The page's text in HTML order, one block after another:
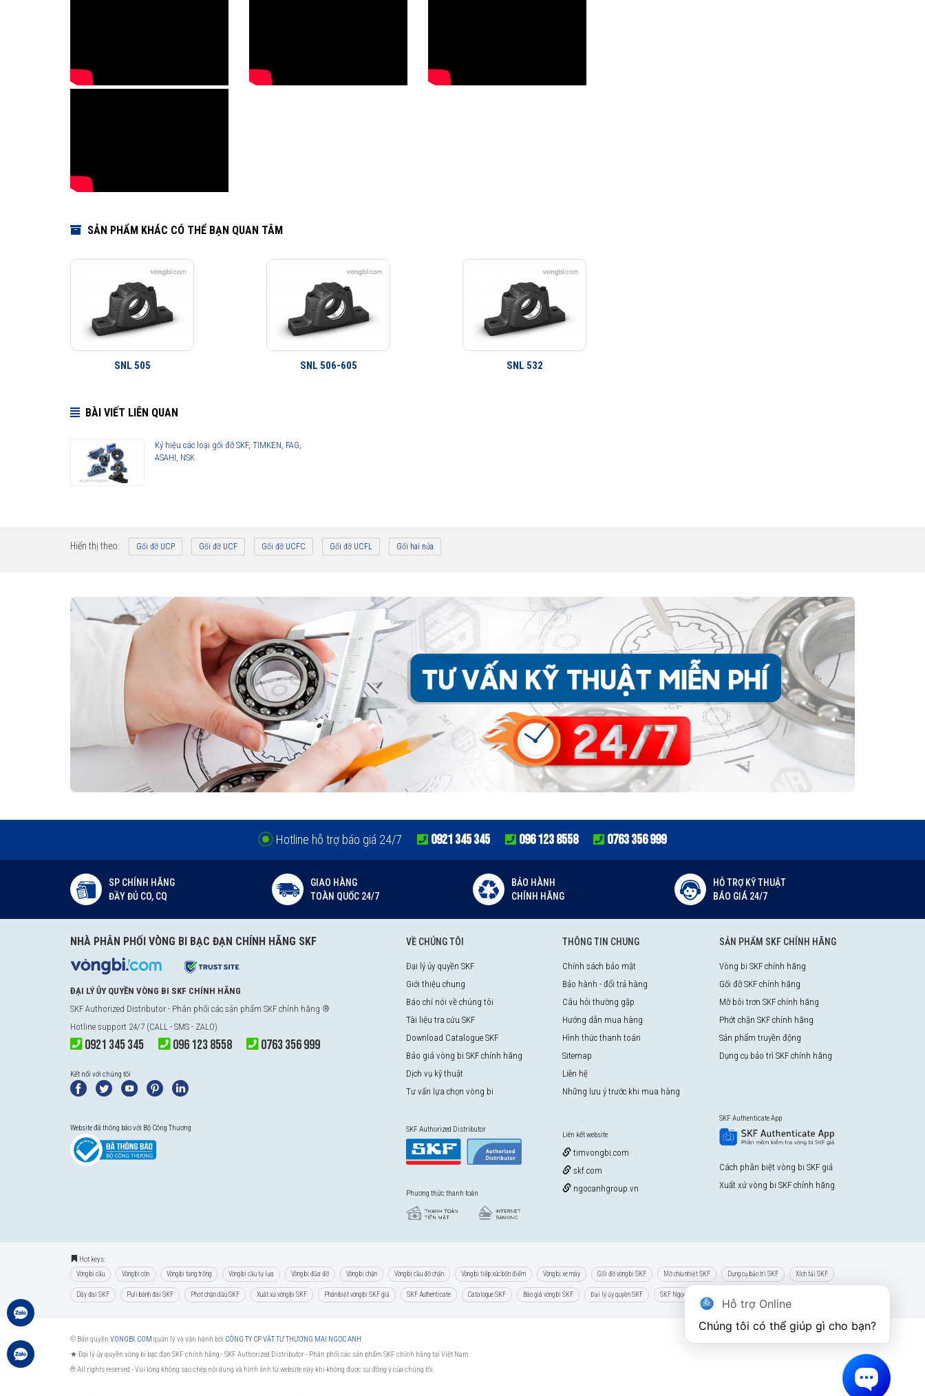
SẢN PHẨM KHÁC CÓ THỂ BẠN QUAN TÂM
SNL 505 SNL 506-605 SNL 532
BÀI VIẾT LIÊN QUAN
Ký hiệu các loại gối đỡ SKF, TIMKEN, FAG,
ASAHI, NSK
Hiển thị theo: Gối đỡ UCP Gối đỡ UCF Gối đỡ UCFC Gối đỡ UCFL Gối hai nửa
Hotline hỗ trợ báo giá 24/7 0921 345 345 096 123 8558 0763 356 999
SP CHÍNH HÃNG
ĐẦY ĐỦ CO, CQ
GIAO HÀNG
TOÀN QUỐC 24/7
BẢO HÀNH
CHÍNH HÃNG
HỖ TRỢ KỸ THUẬT
BÁO GIÁ 24/7
NHÀ PHÂN PHỐI VÒNG BI BẠC ĐẠN CHÍNH HÃNG SKF
ĐẠI LÝ ỦY QUYỀN VÒNG BI SKF CHÍNH HÃNG
SKF Authorized Distributor - Phân phối các sản phẩm SKF chính hãng ®
Hotline support 24/7 (CALL - SMS - ZALO)
0921 345 345 096 123 8558 0763 356 999
Kết nối với chúng tôi
Website đã thông báo với Bộ Công Thương
VỀ CHÚNG TÔI
Đại lý ủy quyền SKF
Giới thiệu chung
Báo chí nói về chúng tôi
Tài liệu tra cứu SKF
Download Catalogue SKF
Báo giá vòng bi SKF chính hãng
Dịch vụ kỹ thuật
Tư vấn lựa chọn vòng bi
SKF Authorized Distributor
Phương thức thanh toán
THÔNG TIN CHUNG
Chính sách bảo mật
Bảo hành - đổi trả hàng
Câu hỏi thường gặp
Hướng dẫn mua hàng
Hình thức thanh toán
Sitemap
Liên hệ
Những lưu ý trước khi mua hàng
Liên kết website
timvongbi.com
skf.com
ngocanhgroup.vn
SẢN PHẨM SKF CHÍNH HÃNG
Vòng bi SKF chính hãng
Gối đỡ SKF chính hãng
Mỡ bôi trơn SKF chính hãng
Phớt chặn SKF chính hãng
Sản phẩm truyền động
Dụng cụ bảo trì SKF chính hãng
SKF Authenticate App
Cách phân biệt vòng bi SKF giả
Xuất xứ vòng bi SKF chính hãng
Hot keys:
Vòng bi cầu Vòng bi côn Vòng bi tang trống Vòng bi cầu tự lựa Vòng bi đũa đỡ Vòng bi chặn Vòng bi cầu đỡ chặn Vòng bi tiếp xúc bốn điểm Vòng bi xe máy Gối đỡ vòng bi SKF Mỡ chịu nhiệt SKF Dụng cụ bảo trì SKF Xích tải SKF
Dây đai SKF Puli bánh đai SKF Phớt chặn dầu SKF Xuất xứ vòng bi SKF Phân biệt vòng bi SKF giả SKF Authenticate Catalogue SKF Báo giá vòng bi SKF Đại lý ủy quyền SKF SKF Ngọc Anh
© Bản quyền VONGBI.COM quản lý và vận hành bởi CÔNG TY CP VẬT TƯ THƯƠNG MẠI NGỌC ANH
★ Đại lý ủy quyền vòng bi bạc đạn SKF chính hãng -SKF Authorized Distributor- Phân phối các sản phẩm SKF chính hãng tại Việt Nam.
® All rights reserved - Vui lòng không sao chép nội dung và hình ảnh từ website này khi không được sự đồng ý của chúng tôi.
Hỗ trợ Online
Chúng tôi có thể giúp gì cho bạn?